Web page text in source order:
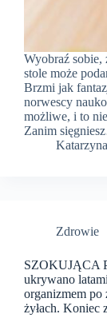
Wyobraź sobie,
stole może
Brzmi jak
norwescy
możliwe, i to
Zanim
Zdrowie
SZOKUJĄCA
ukrywano
organizmem
żyłach. Koniec